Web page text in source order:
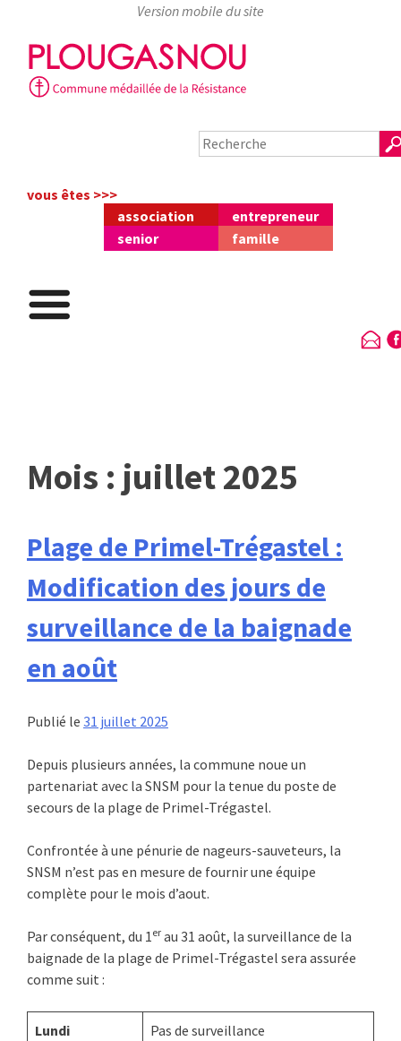
Skip
to
content
vous êtes >>>
association
entrepreneur
senior
famille
Mois : juillet 2025
Plage de Primel-Trégastel :
Modification des jours de
surveillance de la baignade
en août
Publié le 31 juillet 2025
Depuis plusieurs années, la commune noue un
partenariat avec la SNSM pour la tenue du poste de
secours de la plage de Primel-Trégastel.
Confrontée à une pénurie de nageurs-sauveteurs, la
SNSM n’est pas en mesure de fournir une équipe
complète pour le mois d’aout.
Par conséquent, du 1er au 31 août, la surveillance de la
baignade de la plage de Primel-Trégastel sera assurée
comme suit :
Lundi Pas de surveillance